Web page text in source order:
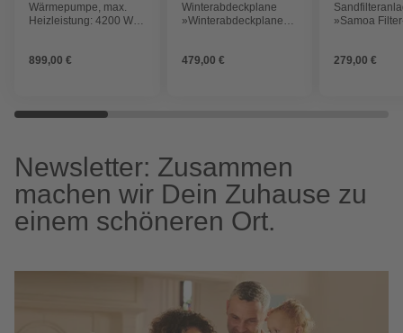
Wärmepumpe, max.
Heizleistung: 4200 W,
899,00 €
Winterabdeckplane
»Winterabdeckplanen
479,00 €
»Samoa
279,00 €
Newsletter: Zusammen
machen wir Dein Zuhause zu
einem schöneren Ort.